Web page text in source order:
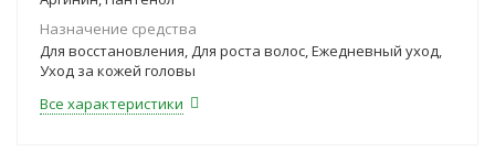
Назначение средства
Для восстановления, Для роста волос, Ежедневный уход,
Уход за кожей головы
Все характеристики